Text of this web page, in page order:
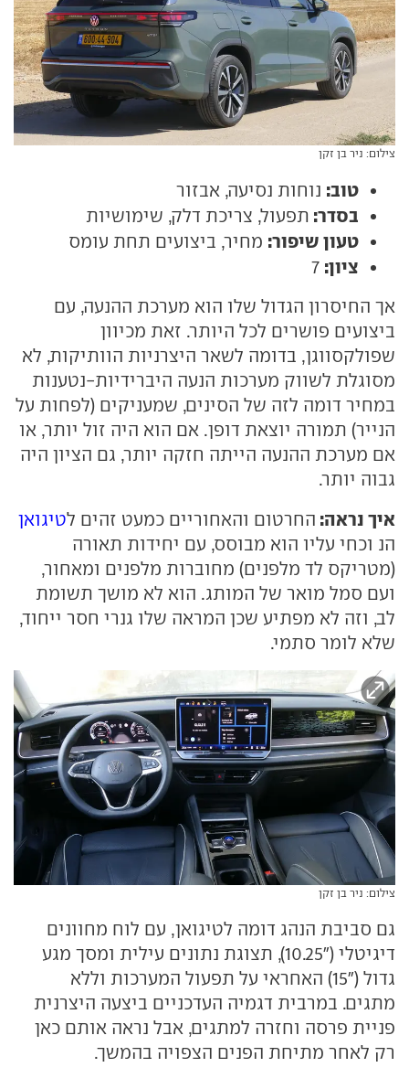
צילום: ניר בן זקן
טוב: נוחות נסיעה, אבזור
בסדר: תפעול, צריכת דלק, שימושיות
טעון שיפור: מחיר, ביצועים תחת עומס
ציון:
אך החיסרון הגדול שלו הוא מערכת ההנעה, עם
ביצועים פושרים לכל היותר. זאת מכיוון
שפולקסווגן, בדומה לשאר היצרניות הוותיקות, לא
מסוגלת לשווק מערכות הנעה היברידיות-נטענות
במחיר דומה לזה של הסינים, שמעניקים (לפחות על
הנייר) תמורה יוצאת דופן. אם הוא היה זול יותר, או
אם מערכת ההנעה הייתה חזקה יותר, גם הציון היה
גבוה יותר.
איך נראה: החרטום והאחוריים כמעט זהים לטיגואן
הנ וכחי עליו הוא מבוסס, עם יחידות תאורה
(מטריקס לד מלפנים) מחוברות מלפנים ומאחור,
ועם סמל מואר של המותג. הוא לא מושך תשומת
לב, וזה לא מפתיע שכן המראה שלו גנרי חסר ייחוד,
שלא לומר סתמי.
צילום: ניר בן זקן
גם סביבת הנהג דומה לטיגואן, עם לוח מחוונים
דיגיטלי ("10.25), תצוגת נתונים עילית ומסך מגע
גדול ("15) האחראי על תפעול המערכות וללא
מתגים. במרבית דגמיה העדכניים ביצעה היצרנית
פניית פרסה וחזרה למתגים, אבל נראה אותם כאן
רק לאחר מתיחת הפנים הצפויה בהמשך.